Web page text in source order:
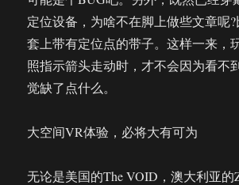
定位设备，为啥不在脚上做些文章呢
套上带有定位点的带子。这样一来，
照指示箭头走动时，才不会因为看不
觉缺了点什么。
大空间VR体验，必将大有可为
无论是美国的The VOID，澳大利亚的